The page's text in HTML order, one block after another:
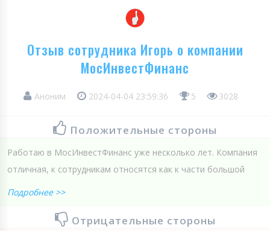
Отзыв сотрудника Игорь о компании
МосИнвестФинанс
Аноним 2024-04-04 23:59:36 5 3028
Положительные стороны
Работаю в МосИнвестФинанс уже несколько лет. Компания
отличная, к сотрудникам относятся как к части большой
Подробнее >>
Отрицательные стороны